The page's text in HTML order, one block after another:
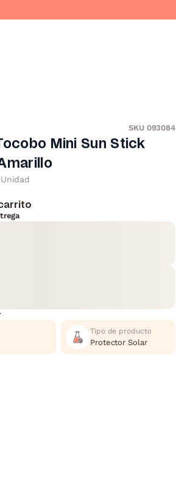
SKU 093084
Mini Sun Stick
Unidad
Tipo de producto
Protector Solar